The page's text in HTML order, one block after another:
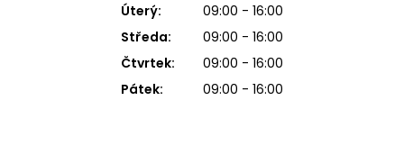
Úterý:
09:00 - 16:00
Středa:
09:00 - 16:00
Čtvrtek:
09:00 - 16:00
Pátek:
09:00 - 16:00